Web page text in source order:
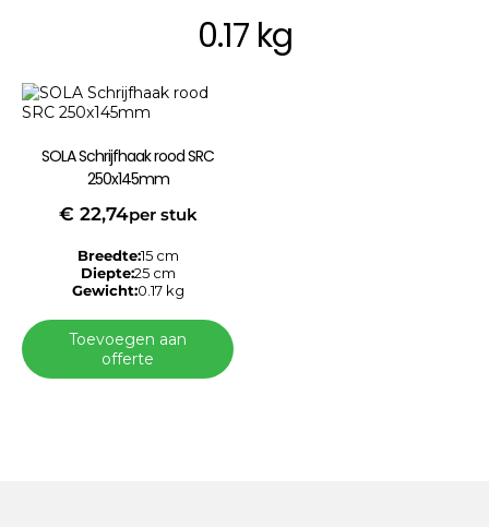
0.17 kg
SOLA Schrijfhaak rood SRC
250x145mm
€ 22,74per stuk
Breedte:15 cm
Diepte:25 cm
Gewicht:0.17 kg
Toevoegen aan
offerte